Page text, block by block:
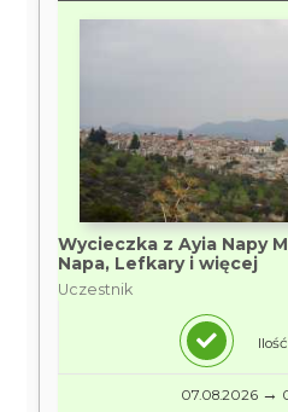
Wycieczka z Ayia Napy
Napa, Lefkary i więcej
Uczestnik
07.08.2026 →